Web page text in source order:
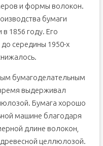
и формы волокон.
бумаги
1856 году. Его
середины 1950-х
бумагоделательным
выдерживал
Бумага хорошо
машине благодаря
длине волокон,
целлюлозой.